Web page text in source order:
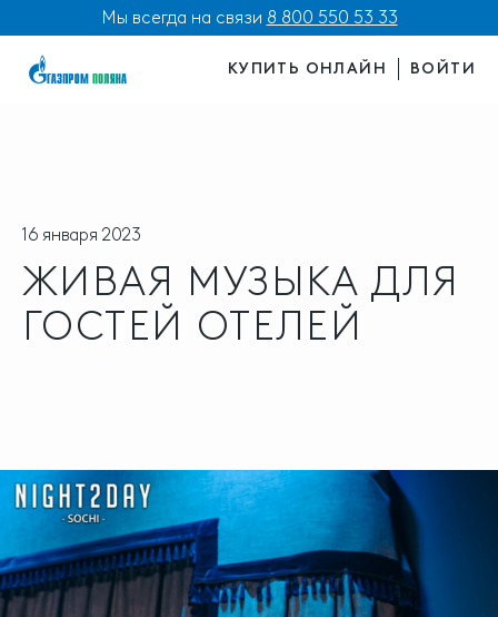
Мы всегда на связи 8 800 550 53 33
КУПИТЬ ОНЛАЙН ВОЙТИ
16 января 2023
ЖИВАЯ МУЗЫКА ДЛЯ
ГОСТЕЙ ОТЕЛЕЙ